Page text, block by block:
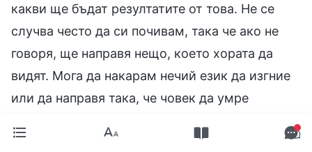
какви ще бъдат резултатите от това. Не се
случва често да си почивам, така че ако не
говоря, ще направя нещо, което хората да
видят. Мога да накарам нечий език да изгние
или да направя така, че човек да умре
разстройства на хората и да направя така, че